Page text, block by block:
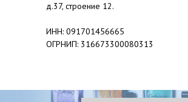
д.37, строение 12.
ИНН: 091701456665
ОГРНИП: 316673300080313